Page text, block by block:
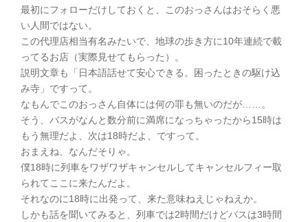
最初にフォローだけしておくと、このおっさんはおそらく悪
い人間ではない。
この代理店相当有名みたいで、地球の歩き方に10年連続で載
ってるお店（実際見せてもらった）。
説明文章も「日本語話せて安心できる。困ったときの駆け込
み寺」ですって。
なもんでこのおっさん自体には何の罪も無いのだが……。
そう、バスがなんと数分前に満席になっちゃったから15時は
もう無理だよ、次は18時だよ、ですって。
おまえね、なんだそりゃ。
僕18時に列車をワザワザキャンセルしてキャンセルフィー取
られてここに来たんだよ。
それなのに18時に出発って、来た意味ねえじゃねえか。
しかも話を聞いてみると、列車では2時間だけどバスは3時間